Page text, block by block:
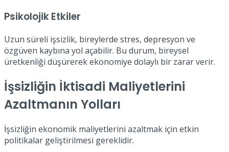
Psikolojik Etkiler
Uzun süreli işsizlik, bireylerde stres, depresyon ve
özgüven kaybına yol açabilir. Bu durum, bireysel
üretkenliği düşürerek ekonomiye dolaylı bir zarar verir.
İşsizliğin İktisadi Maliyetlerini
Azaltmanın Yolları
İşsizliğin ekonomik maliyetlerini azaltmak için etkin
politikalar geliştirilmesi gereklidir.